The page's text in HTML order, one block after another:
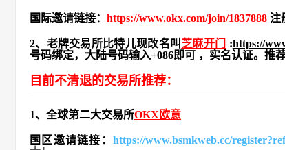
国际邀请链接： https://www.okx.com/join/1837888 注
2、老牌交易所比特儿现改名叫 芝麻开门 :https://
号码绑定，大陆号码输入+086即可 ，实名认证。推
目前不清退的交易所推荐：
1、全球第二大交易所OKX欧意
国区邀请链接：https://www.bsmkweb.cc/